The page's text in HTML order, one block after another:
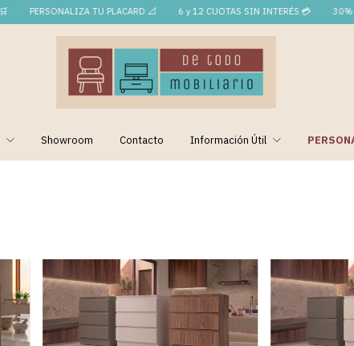
PERSONALIZA TU PLACARD 📐 6 y 12 CUOTAS SIN INTERÉS 💳 30%
Showroom Contacto Información Útil